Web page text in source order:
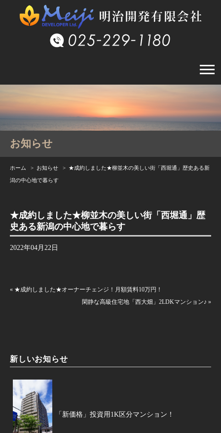
お知らせ
ホーム > お知らせ > ★成約しました★柳並木の美しい街「西堀通」歴史ある新
潟の中心地で暮らす
★成約しました★柳並木の美しい街「西堀通」歴
史ある新潟の中心地で暮らす
2022年04月22日
« ★成約しました★オーナーチェンジ！月額賃料10万円！
閑静な高級住宅地「西大畑」2LDKマンション♪ »
新しいお知らせ
「新価格」投資用1K区分マンション！